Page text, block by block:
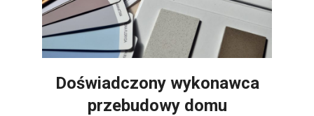
Doświadczony wykonawca
przebudowy domu